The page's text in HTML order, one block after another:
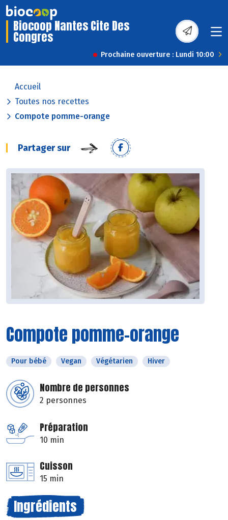
Biocoop Nantes Cite Des
Congres
Prochaine ouverture : Lundi 10:00
Accueil
Toutes nos recettes
Compote pomme-orange
Partager sur
Compote pomme-orange
Pour bébé Vegan Végétarien Hiver
Nombre de personnes
2 personnes
Préparation
10 min
Cuisson
15 min
Ingrédients